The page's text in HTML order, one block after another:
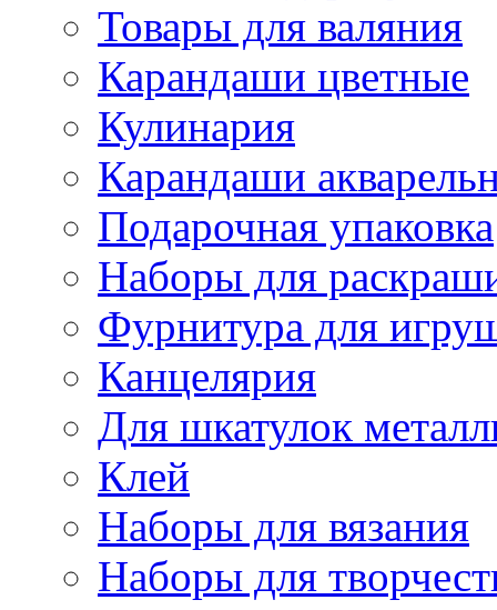
Товары для валяния
Карандаши цветные
Кулинария
Карандаши
Подарочная упаковка
Наборы для
Фурнитура для
Канцелярия
Для шкатулок
Клей
Наборы для вязания
Наборы для